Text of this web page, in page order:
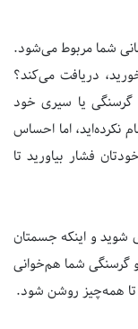
شما مربوط می‌شود.
دریافت می‌کند؟
گرسنگی یا سیری خود
نکرده‌اید، اما احساس
فشار بیاورید تا
شوید و اینکه جسمتان
گرسنگی شما هم‌خوانی
تا همه‌چیز روشن شود.